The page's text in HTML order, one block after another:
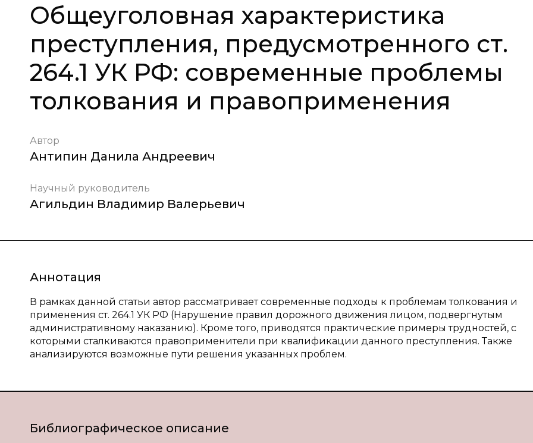
Общеуголовная характеристика
преступления, предусмотренного ст.
264.1 УК РФ: современные проблемы
толкования и правоприменения
Автор
Антипин Данила Андреевич
Научный руководитель
Агильдин Владимир Валерьевич
Аннотация
В рамках данной статьи автор рассматривает современные подходы к проблемам толкования и
применения ст. 264.1 УК РФ (Нарушение правил дорожного движения лицом, подвергнутым
административному наказанию). Кроме того, приводятся практические примеры трудностей, с
которыми сталкиваются правоприменители при квалификации данного преступления. Также
анализируются возможные пути решения указанных проблем.
Библиографическое описание